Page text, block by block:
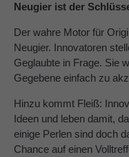
Neugier ist der
Der wahre Motor für
Neugier. Innovatoren
Geglaubte in Frage. Sie
Gegebene einfach zu
Hinzu kommt Fleiß:
Ideen und leben damit,
einige Perlen sind doch
Chance auf einen